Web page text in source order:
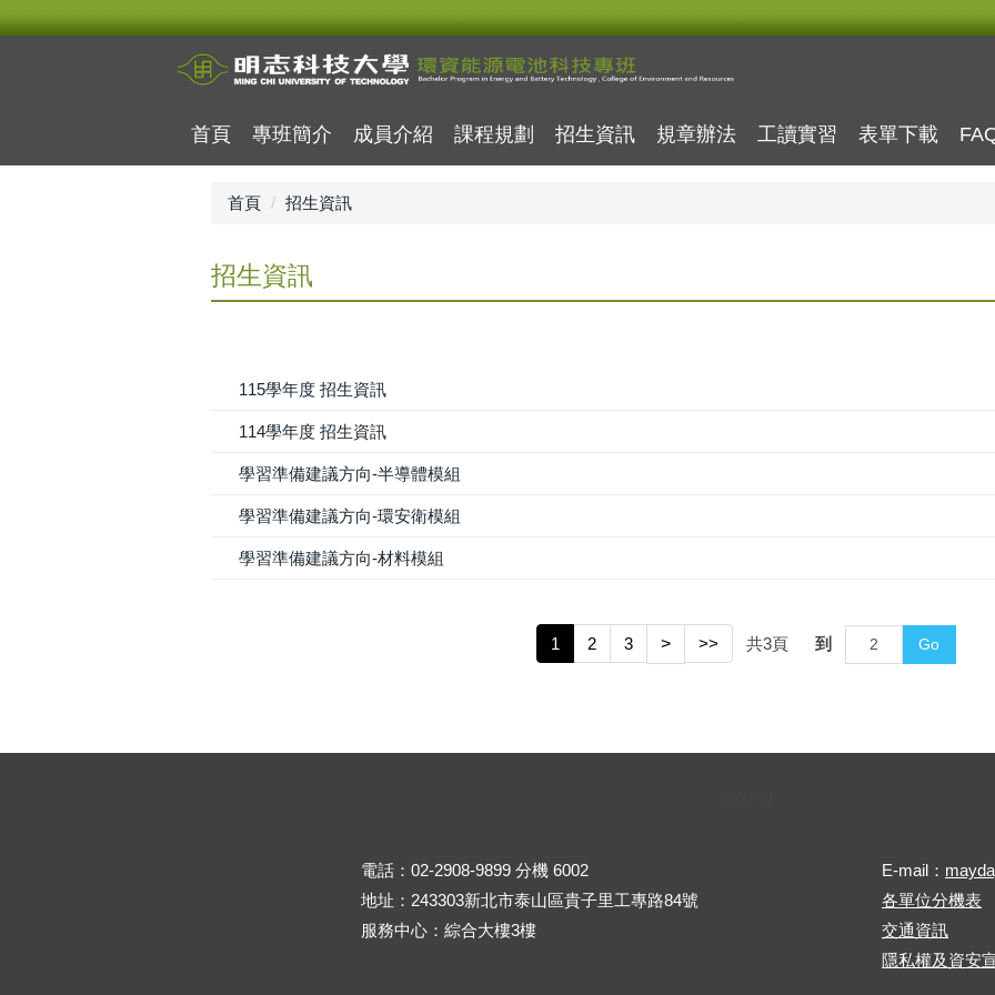
到
區
首頁 專班簡介 成員介紹 課程規劃 招生資訊 規章辦法 工讀實習 表單下載
首頁 招生資訊
招生資訊
115學年度 招生資訊
114學年度 招生資訊
學習準備建議方向-半導體模組
學習準備建議方向-環安衛模組
學習準備建議方向-材料模組
1 2 3 > >> 共3頁 到 Go
電話：02-2908-9899 分機 6002
地址：243303新北市泰山區貴子里工專路84號
服務中心：綜合大樓3樓
E-mail：
各單位分機表
交通資訊
隱私權及資安